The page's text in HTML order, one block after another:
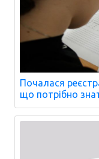
Почалася
що потрібно